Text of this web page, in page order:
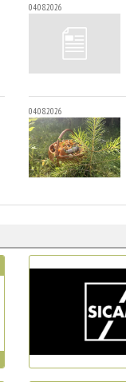
04.08.2026
04.08.2026